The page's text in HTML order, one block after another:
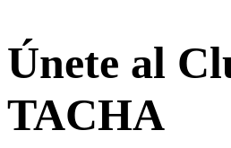
Únete al
TACHA